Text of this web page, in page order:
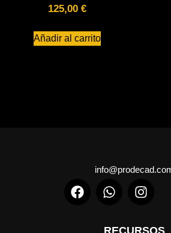
125,00 €
Añadir al carrito